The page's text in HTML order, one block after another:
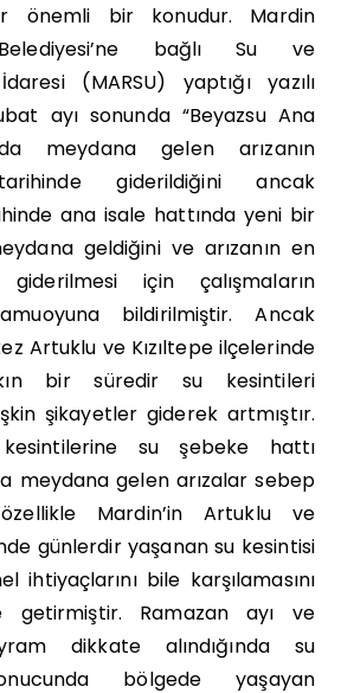
önemli bir konudur. Mardin
bağlı Su ve
(MARSU) yaptığı yazılı
ayı sonunda “Beyazsu Ana
meydana gelen arızanın
giderildiğini ancak
ana isale hattında yeni bir
geldiğini ve arızanın en
için çalışmaların
bildirilmiştir. Ancak
Artuklu ve Kızıltepe ilçelerinde
bir süredir su kesintileri
şikayetler giderek artmıştır.
su şebeke hattı
meydana gelen arızalar sebep
Mardin’in Artuklu ve
günlerdir yaşanan su kesintisi
ihtiyaçlarını bile karşılamasını
getirmiştir. Ramazan ayı ve
dikkate alındığında su
bölgede yaşayan